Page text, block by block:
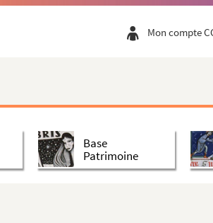
Mon compte
Base
Patrimoine